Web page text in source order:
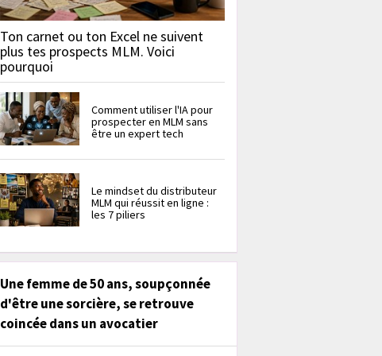
Ton carnet ou ton Excel ne suivent
plus tes prospects MLM. Voici
pourquoi
Comment utiliser l'IA pour
prospecter en MLM sans
être un expert tech
Le mindset du distributeur
MLM qui réussit en ligne :
les 7 piliers
Une femme de 50 ans, soupçonnée
d'être une sorcière, se retrouve
coincée dans un avocatier